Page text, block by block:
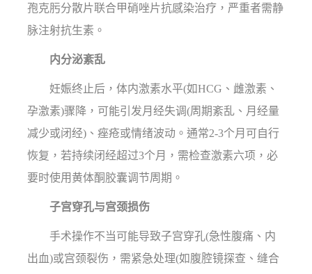
孢克肟分散片联合甲硝唑片抗感染治疗，严重者需静
脉注射抗生素。
内分泌紊乱
妊娠终止后，体内激素水平(如HCG、雌激素、
孕激素)骤降，可能引发月经失调(周期紊乱、月经量
减少或闭经)、痤疮或情绪波动。通常2-3个月可自行
恢复，若持续闭经超过3个月，需检查激素六项，必
要时使用黄体酮胶囊调节周期。
子宫穿孔与宫颈损伤
手术操作不当可能导致子宫穿孔(急性腹痛、内
出血)或宫颈裂伤，需紧急处理(如腹腔镜探查、缝合